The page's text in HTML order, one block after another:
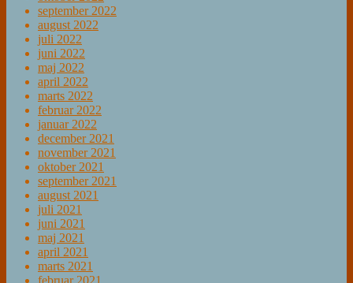
september 2022
august 2022
juli 2022
juni 2022
maj 2022
april 2022
marts 2022
februar 2022
januar 2022
december 2021
november 2021
oktober 2021
september 2021
august 2021
juli 2021
juni 2021
maj 2021
april 2021
marts 2021
februar 2021